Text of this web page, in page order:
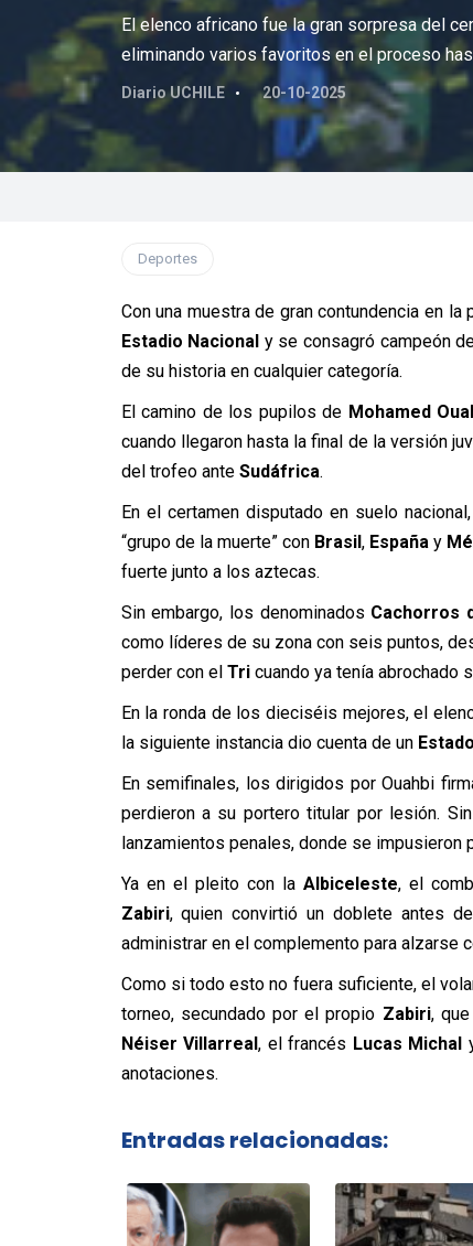
El elenco africano fue la gran sorpresa del
eliminando varios favoritos en el proceso
Diario UCHILE 20-10-2025
Deportes
Con una muestra de gran contundencia en la
Estadio Nacional y se consagró campeón
de su historia en cualquier categoría.
El camino de los pupilos de Mohamed
cuando llegaron hasta la final de la versión
del trofeo ante Sudáfrica.
En el certamen disputado en suelo
“grupo de la muerte” con Brasil, Españay
fuerte junto a los aztecas.
Sin embargo, los denominados Cachorros
como líderes de su zona con seis puntos,
perder con el Tricuando ya tenía abrochado
En la ronda de los dieciséis mejores, el
la siguiente instancia dio cuenta de un
En semifinales, los dirigidos por Ouahbi
perdieron a su portero titular por lesión.
lanzamientos penales, donde se impusieron
Ya en el pleito con la Albiceleste, el
Zabiri, quien convirtió un doblete antes
administrar en el complemento para alzarse
Como si todo esto no fuera suficiente, el
torneo, secundado por el propio Zabiri,
Néiser Villarreal, el francés Lucas Michal
anotaciones.
Entradas relacionadas: